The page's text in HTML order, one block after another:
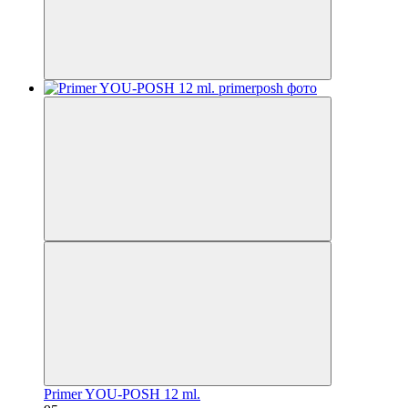
Primer YOU-POSH 12 ml.